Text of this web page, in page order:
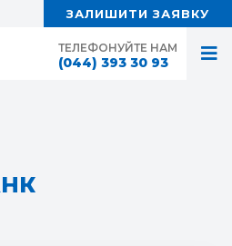
ТЕЛЕФОНУЙТЕ НАМ
(044) 393 30 93
ЗАЛИШИТИ ЗАЯВКУ